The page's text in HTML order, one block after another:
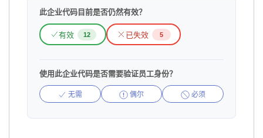
此企业代码目前是否仍然有效？
有效 12 已失效 5
使用此企业代码是否需要验证员工身份？
无需 偶尔 必须